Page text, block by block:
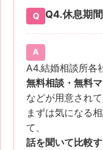
Q4.休息期
A4.結婚相談所各
無料相談・無料
などが用意されて
まずは気になる
て、
話を聞いて比較